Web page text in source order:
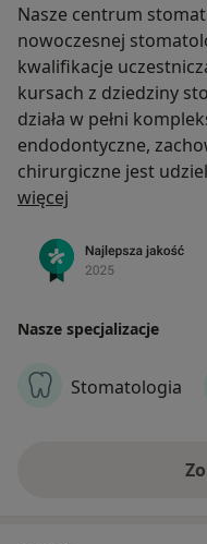
Nasze centrum
nowoczesnej
kwalifikacje
kursach z dziedziny
działa w pełni
endodontyczne,
chirurgiczne jest
marzenia o pięknym
doświadczenie
oraz estetyki
więcej
Nasze specjalizacje
Stomatologia